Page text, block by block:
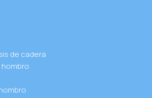
de cadera